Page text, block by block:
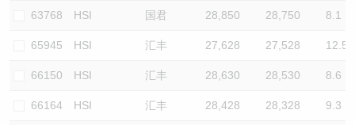
63768 HSI 国君 28,850 28,750 8.1
65945 HSI 汇丰 27,628 27,528 12.5
66150 HSI 汇丰 28,630 28,530 8.6
66164 HSI 汇丰 28,428 28,328 9.3